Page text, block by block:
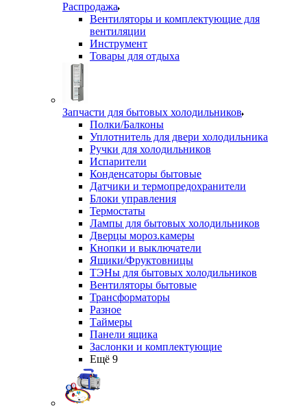
Распродажа
Вентиляторы и комплектующие для
вентиляции
Инструмент
Товары для отдыха
Запчасти для бытовых холодильников
Полки/Балконы
Уплотнитель для двери холодильника
Ручки для холодильников
Испарители
Конденсаторы бытовые
Датчики и термопредохранители
Блоки управления
Термостаты
Лампы для бытовых холодильников
Дверцы мороз.камеры
Кнопки и выключатели
Ящики/Фруктовницы
ТЭНы для бытовых холодильников
Вентиляторы бытовые
Трансформаторы
Разное
Таймеры
Панели ящика
Заслонки и комплектующие
Ещё 9